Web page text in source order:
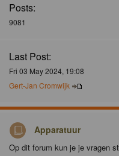
Posts:
9081
Last Post:
Fri 03 May 2024, 19:08
Gert-Jan Cromwijk
Apparatuur
Op dit forum kun je je vragen